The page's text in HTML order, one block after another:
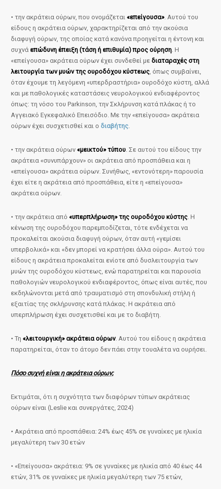
• την ακράτεια ούρων, που ονομάζεται«επείγουσα». Αυτού του
είδους η ακράτεια ούρων, χαρακτηρίζεται από την ακούσια
διαφυγή ούρων, της οποίας κατά κανόνα προηγείται η έντονη και
συχνάεπώδυνη έπειξη (τάση ή επιθυμία) προς ούρηση. Η
«επείγουσα» ακράτεια ούρων έχει συνδεθεί μεδιαταραχές στη
λειτουργία των μυών της ουροδόχου κύστεως, όπως συμβαίνει,
όταν έχουμε τη λεγόμενη «υπερδραστήρια» ουροδόχο κύστη, αλλά
και με παθολογικές καταστάσεις νευρολογικού ενδιαφέροντος
όπως: τη νόσο του Parkinson, την Σκλήρυνση κατά πλάκας ή το
Αγγειακό Εγκεφαλικό Επεισόδιο. Με την «επείγουσα» ακράτεια
ούρων έχει συσχετισθεί και ο διαβήτης.
• την ακράτεια ούρων«μεικτού» τύπου. Σε αυτού του είδους την
ακράτεια «συνυπάρχουν» οι ακράτεια από προσπάθεια και η
«επείγουσα» ακράτεια ούρων. Συνήθως, «εντονότερη» παρουσία
έχει είτε η ακράτεια από προσπάθεια, είτε η «επείγουσα»
ακράτεια ούρων.
• την ακράτεια από«υπερπλήρωση» της ουροδόχου κύστης. Η
κένωση της ουροδόχου παρεμποδίζεται, τότε ενδέχεται να
προκαλείται ακούσια διαφυγή ούρων, όταν αυτή «γεμίσει
υπερβολικά» και «δεν μπορεί να κρατήσει άλλα ούρα». Αυτού του
είδους η ακράτεια προκαλείται ενίοτε από δυσλειτουργία των
μυών της ουροδόχου κύστεως, ενώ παρατηρείται και παρουσία
παθολογιών νευρολογικού ενδιαφέροντος, όπως είναι αυτές, που
εκδηλώνονται μετά από τραυματισμό στη σπονδυλική στήλη ή
εξαιτίας της σκλήρυνσης κατά πλάκας. Η ακράτεια από
υπερπλήρωση έχει συσχετισθεί και με το διαβήτη.
• Τη«λειτουργική» ακράτεια ούρων. Αυτού του είδους η ακράτεια
παρατηρείται, όταν το άτομο δεν πάει στην τουαλέτα να ουρήσει.
Πόσο συχνή είναι η ακράτεια ούρων;
Εκτιμάται, ότι η συχνότητα των διαφόρων τύπων ακράτειας
ούρων είναι (Leslie και συνεργάτες, 2024)
• Ακράτεια από προσπάθεια: 24% έως 45% σε γυναίκες με ηλικία
μεγαλύτερη των 30 ετών
• «Επείγουσα» ακράτεια: 9% σε γυναίκες με ηλικία από 40 έως 44
ετών, 31% σε γυναίκες με ηλικία μεγαλύτερη των 75 ετών,